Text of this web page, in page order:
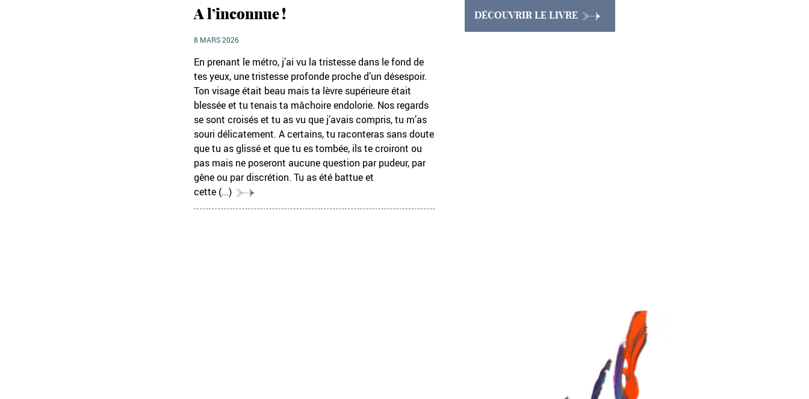
A l’inconnue!
8 MARS 2026
En prenant le métro, j’ai vu la tristesse dans le fond de
tes yeux, une tristesse profonde proche d’un désespoir.
Ton visage était beau mais ta lèvre supérieure était
blessée et tu tenais ta mâchoire endolorie. Nos regards
se sont croisés et tu as vu que j’avais compris, tu m’as
souri délicatement. A certains, tu raconteras sans doute
que tu as glissé et que tu es tombée, ils te croiront ou
pas mais ne poseront aucune question par pudeur, par
gêne ou par discrétion. Tu as été battue et
cette (...)
DÉCOUVRIR LE LIVRE